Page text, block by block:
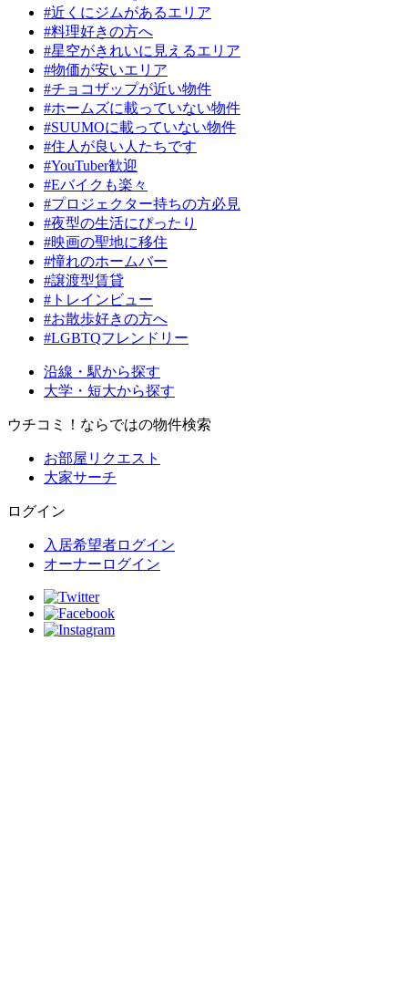
#近くにジムがあるエリア
#料理好きの方へ
#星空がきれいに見えるエリア
#物価が安いエリア
#チョコザップが近い物件
#ホームズに載っていない物件
#SUUMOに載っていない物件
#住人が良い人たちです
#YouTuber歓迎
#Eバイクも楽々
#プロジェクター持ちの方必見
#夜型の生活にぴったり
#映画の聖地に移住
#憧れのホームバー
#譲渡型賃貸
#トレインビュー
#お散歩好きの方へ
#LGBTQフレンドリー
沿線・駅から探す
大学・短大から探す
ウチコミ！ならではの物件検索
お部屋リクエスト
大家サーチ
ログイン
入居希望者ログイン
オーナーログイン